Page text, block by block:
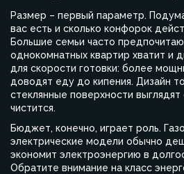
Размер – первый параметр.
вас есть и сколько конфорок
Большие семьи часто
однокомнатных квартир хватит и
для скорости готовки: более
доводят еду до кипения. Дизайн
стеклянные поверхности выглядят
чистится.
Бюджет, конечно, играет роль.
электрические модели обычно
экономит электроэнергию в
Обратите внимание на класс